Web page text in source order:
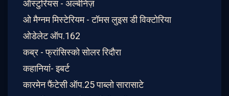
ऑस्टुरियस - अल्बेनिज़
ओ मैग्नम मिस्टेरियम - टॉमस लुइस डी विक्टोरिया
ओडेलेट ऑप.162
कब्र - फ्रांसिस्को सोलर रिदौरा
कहानियां- इबर्ट
कारमेन फैंटेसी ऑप.25 पाब्लो सारासाटे